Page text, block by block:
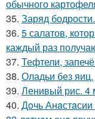
обычного
35. Заряд
36. 5 салатов,
каждый раз
37. Тефтели,
38. Оладьи без яиц.
39. Ленивый рис. 4
40. Дoчь